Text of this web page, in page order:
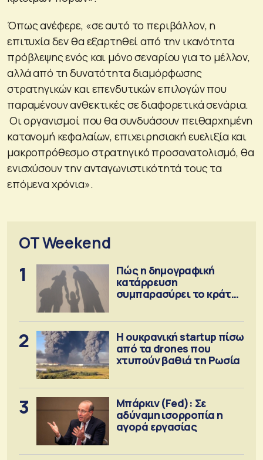
Όπως ανέφερε, «σε αυτό το περιβάλλον, η
επιτυχία δεν θα εξαρτηθεί από την ικανότητα
πρόβλεψης ενός και μόνο σεναρίου για το μέλλον,
αλλά από τη δυνατότητα διαμόρφωσης
στρατηγικών και επενδυτικών επιλογών που
παραμένουν ανθεκτικές σε διαφορετικά σενάρια.
Οι οργανισμοί που θα συνδυάσουν πειθαρχημένη
κατανομή κεφαλαίων, επιχειρησιακή ευελιξία και
μακροπρόθεσμο στρατηγικό προσανατολισμό, θα
ενισχύσουν την ανταγωνιστικότητά τους τα
επόμενα χρόνια».
OT Weekend
1
Πώς η δημογραφική
κατάρρευση
συμπαρασύρει το κράτος
2
Η ουκρανική startup πίσω
από τα drones που
χτυπούν βαθιά τη Ρωσία
3
Μπάρκιν (Fed): Σε
αδύναμη ισορροπία η
αγορά εργασίας